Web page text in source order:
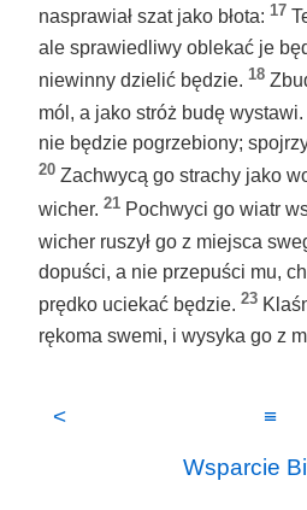
nasprawiał szat jako błota: 17
ale sprawiedliwy oblekać je
niewinny dzielić będzie. 18
mól, a jako stróż budę wystawi.
nie będzie pogrzebiony;
20 Zachwycą go strachy jako
wicher. 21 Pochwyci go wiatr
wicher ruszył go z miejsca
dopuści, a nie przepuści mu,
prędko uciekać będzie. 23
rękoma swemi, i wysyka go z
< ≡
Wsparcie